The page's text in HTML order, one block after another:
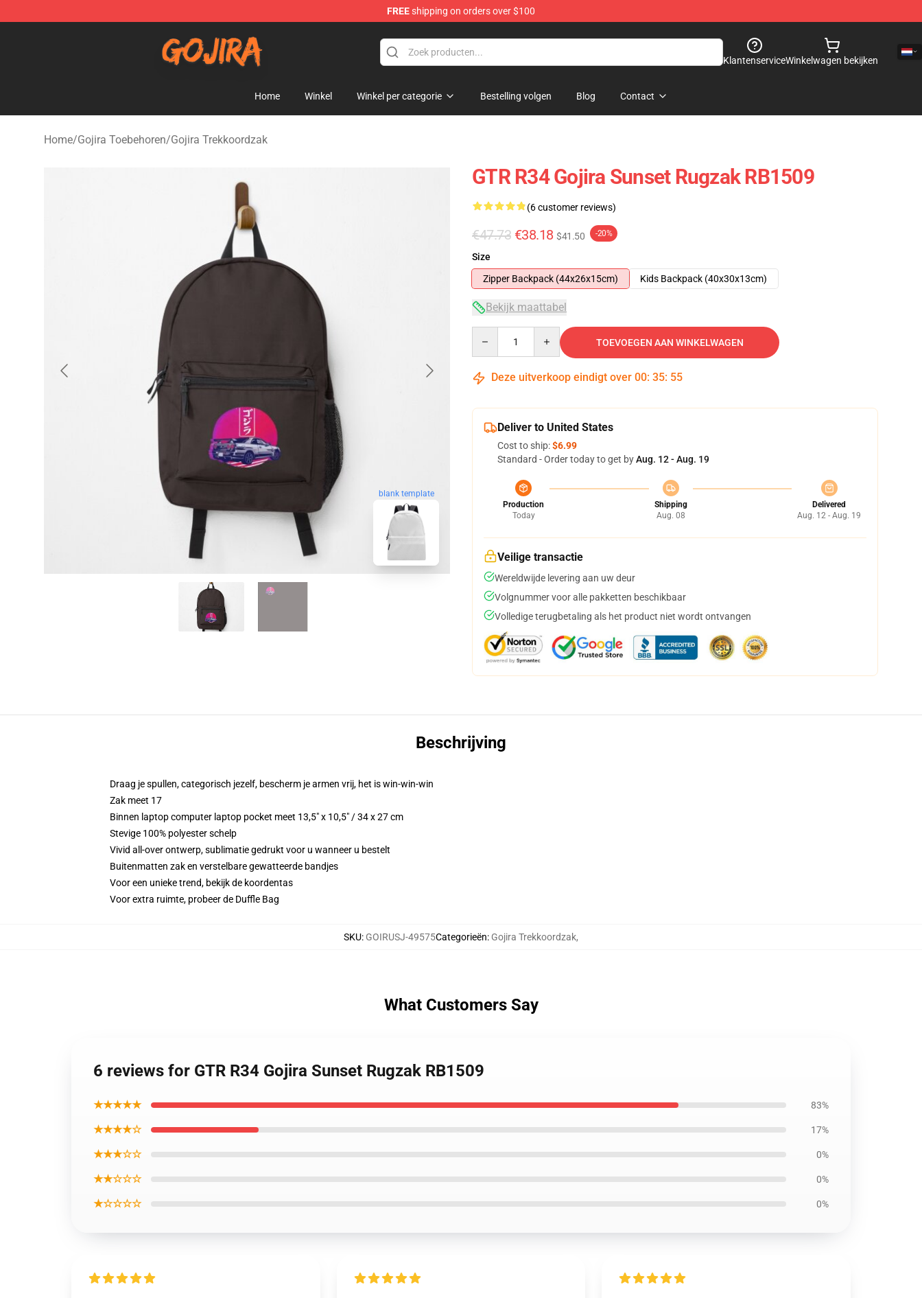
FREEshipping on orders over $100
KlantenserviceWinkelwagen bekijken
Home Winkel Winkel per categorie Bestelling volgen Blog Contact
Home/Gojira Toebehoren/Gojira Trekkoordzak
blank template
GTR R34 Gojira Sunset Rugzak RB1509
(6 customer reviews)
€47.73 €38.18 $41.50 -20%
Size
Zipper Backpack (44x26x15cm)
Kids Backpack (40x30x13cm)
Bekijk maattabel
TOEVOEGEN AAN WINKELWAGEN
Deze uitverkoop eindigt over 00: 35: 54
Deliver to United States
Cost to ship:$6.99
Standard - Order today to get byAug. 12 - Aug. 19
Production
Today
Shipping
Aug. 08
Delivered
Aug. 12 - Aug. 19
Veilige transactie
Wereldwijde levering aan uw deur
Volgnummer voor alle pakketten beschikbaar
Volledige terugbetaling als het product niet wordt ontvangen
Beschrijving
Draag je spullen, categorisch jezelf, bescherm je armen vrij, het is win-win-win
Zak meet 17
Binnen laptop computer laptop pocket meet 13,5" x 10,5" / 34 x 27 cm
Stevige 100% polyester schelp
Vivid all-over ontwerp, sublimatie gedrukt voor u wanneer u bestelt
Buitenmatten zak en verstelbare gewatteerde bandjes
Voor een unieke trend, bekijk de koordentas
Voor extra ruimte, probeer de Duffle Bag
SKU: GOIRUSJ-49575Categorieën: Gojira Trekkoordzak,
What Customers Say
6 reviews for GTR R34 Gojira Sunset Rugzak RB1509
★★★★★ 83%
★★★★☆ 17%
★★★☆☆ 0%
★★☆☆☆ 0%
★☆☆☆☆ 0%